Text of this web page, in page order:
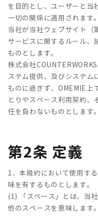
を目的とし、ユーザーと当
一切の関係に適用されます。
当社が当社ウェブサイト（
サービスに関するルール、
ものとします。
株式会社
ステム提供、及びシステム
ものに過ぎず、OMEMIE上
とりやスペース利用契約、
任を負わないものとします。
1．本規約において使用す
味を有するものとします。
(1) 「スペース」とは、当
他のスペースを意味します。
第2条 定義